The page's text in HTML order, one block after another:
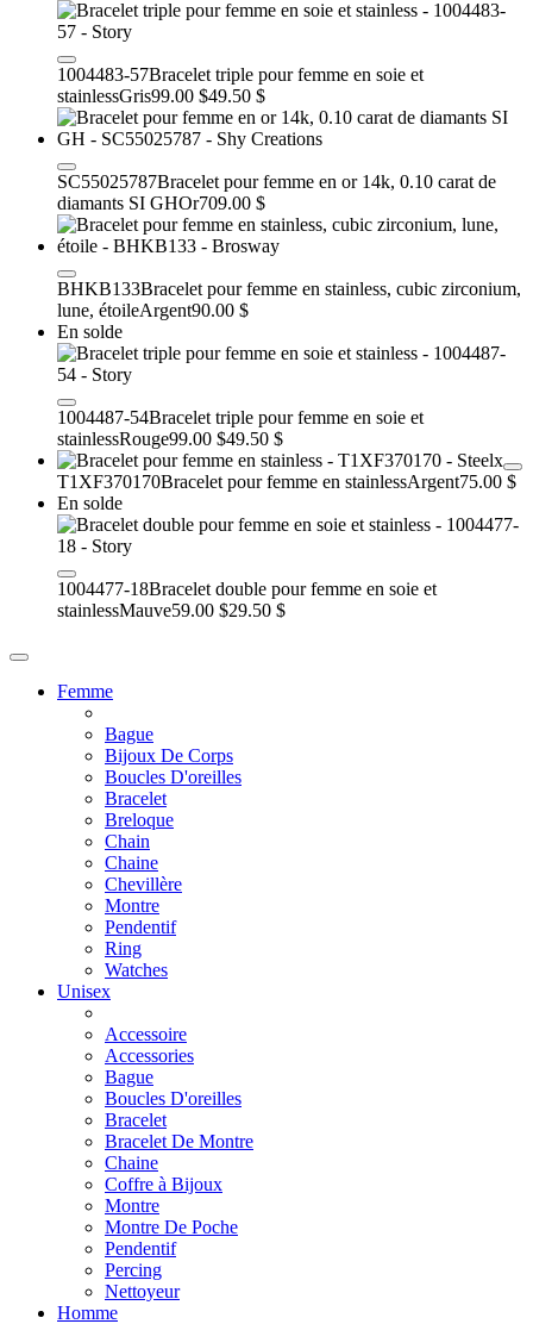
1004483-57Bracelet triple pour femme en soie et
stainlessGris99.00 $49.50 $
SC55025787Bracelet pour femme en or 14k, 0.10 carat de
diamants SI GHOr709.00 $
BHKB133Bracelet pour femme en stainless, cubic zirconium,
lune, étoileArgent90.00 $
En solde
1004487-54Bracelet triple pour femme en soie et
stainlessRouge99.00 $49.50 $
T1XF370170Bracelet pour femme en stainlessArgent75.00 $
En solde
1004477-18Bracelet double pour femme en soie et
stainlessMauve59.00 $29.50 $
Femme
Bague
Bijoux De Corps
Boucles D'oreilles
Bracelet
Breloque
Chain
Chaine
Chevillère
Montre
Pendentif
Ring
Watches
Unisex
Accessoire
Accessories
Bague
Boucles D'oreilles
Bracelet
Bracelet De Montre
Chaine
Coffre à Bijoux
Montre
Montre De Poche
Pendentif
Percing
Nettoyeur
Homme